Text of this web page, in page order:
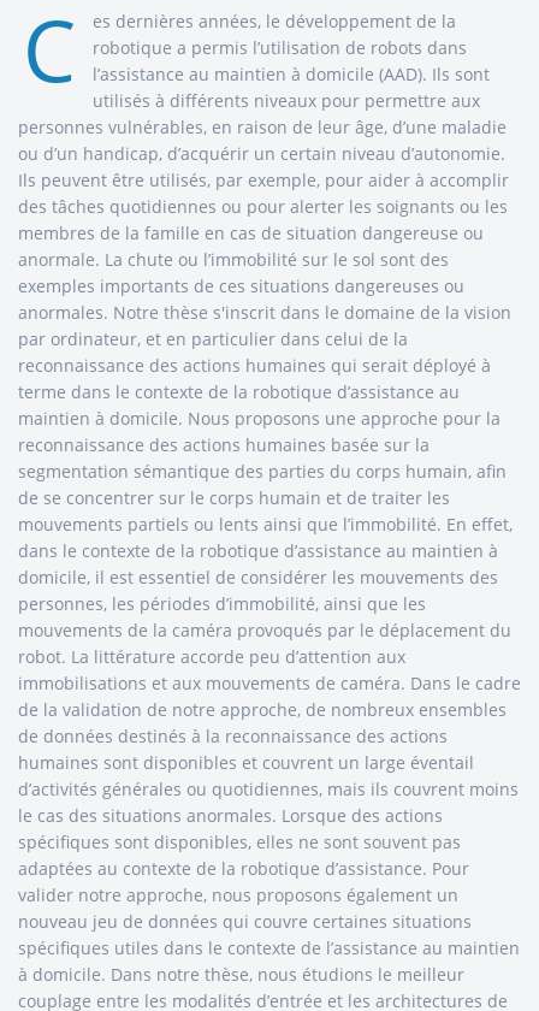
C
es dernières années, le développement de la
robotique a permis l’utilisation de robots dans
l’assistance au maintien à domicile (AAD). Ils sont
utilisés à différents niveaux pour permettre aux
personnes vulnérables, en raison de leur âge, d’une maladie
ou d’un handicap, d’acquérir un certain niveau d’autonomie.
Ils peuvent être utilisés, par exemple, pour aider à accomplir
des tâches quotidiennes ou pour alerter les soignants ou les
membres de la famille en cas de situation dangereuse ou
anormale. La chute ou l’immobilité sur le sol sont des
exemples importants de ces situations dangereuses ou
anormales. Notre thèse s'inscrit dans le domaine de la vision
par ordinateur, et en particulier dans celui de la
reconnaissance des actions humaines qui serait déployé à
terme dans le contexte de la robotique d’assistance au
maintien à domicile. Nous proposons une approche pour la
reconnaissance des actions humaines basée sur la
segmentation sémantique des parties du corps humain, afin
de se concentrer sur le corps humain et de traiter les
mouvements partiels ou lents ainsi que l’immobilité. En effet,
dans le contexte de la robotique d’assistance au maintien à
domicile, il est essentiel de considérer les mouvements des
personnes, les périodes d’immobilité, ainsi que les
mouvements de la caméra provoqués par le déplacement du
robot. La littérature accorde peu d’attention aux
immobilisations et aux mouvements de caméra. Dans le cadre
de la validation de notre approche, de nombreux ensembles
de données destinés à la reconnaissance des actions
humaines sont disponibles et couvrent un large éventail
d’activités générales ou quotidiennes, mais ils couvrent moins
le cas des situations anormales. Lorsque des actions
spécifiques sont disponibles, elles ne sont souvent pas
adaptées au contexte de la robotique d’assistance. Pour
valider notre approche, nous proposons également un
nouveau jeu de données qui couvre certaines situations
spécifiques utiles dans le contexte de l’assistance au maintien
à domicile. Dans notre thèse, nous étudions le meilleur
couplage entre les modalités d’entrée et les architectures de